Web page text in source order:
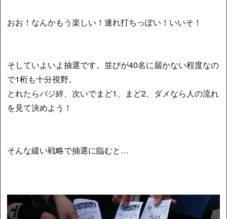
おお！なんかもう楽しい！連れ打ちっぽい！いいそ！
そしていよいよ抽選です。並びが40名に届かない程度なの
で1桁も十分視野。
とれたらバジ絆、次いでまど1、まど2、ダメなら人の流れ
を見て決めよう！
そんな緩い戦略で抽選に臨むと…